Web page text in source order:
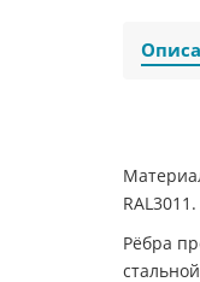
Рёбра